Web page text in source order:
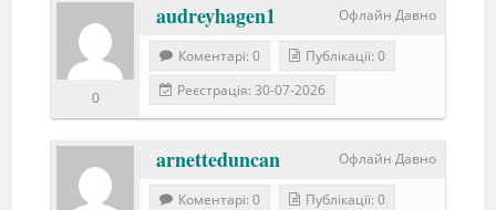
Офлайн Давно
audreyhagen1
0
Коментарі: 0
Публікації: 0
Реєстрація: 30-07-2026
Офлайн Давно
arnetteduncan
Коментарі: 0
Публікації: 0